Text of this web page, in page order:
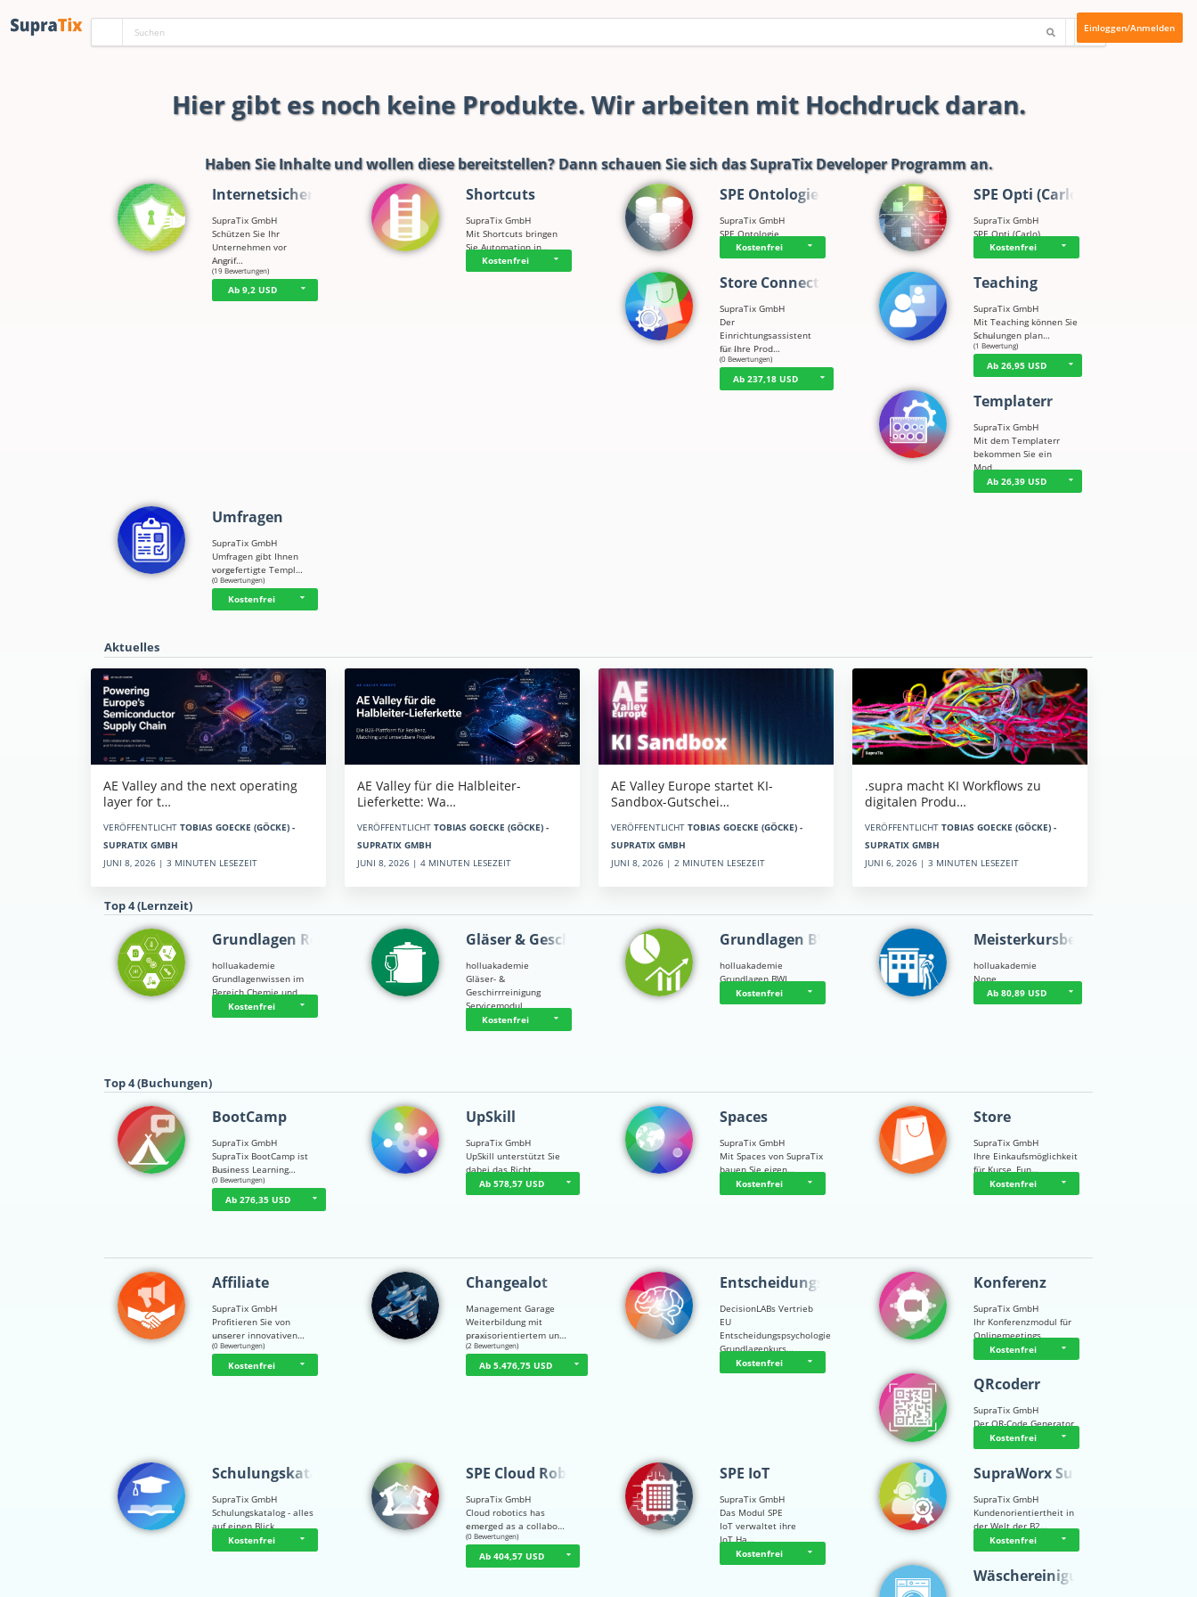
Einloggen/Anmelden
Hier gibt es noch keine Produkte. Wir arbeiten mit Hochdruck daran.
Haben Sie Inhalte und wollen diese bereitstellen? Dann schauen Sie sich dasSupraTix Developer Programman.
Internetsicherh…
SupraTix GmbH
Schützen Sie Ihr
Unternehmen vor
Angrif…
☆☆☆☆☆
(19 Bewertungen)
Ab 9,2 USD
Shortcuts
SupraTix GmbH
Mit Shortcuts bringen
Sie Automation in…
Kostenfrei
SPE Ontologie
SupraTix GmbH
SPE Ontologie
Kostenfrei
SPE Opti (Carlo)
SupraTix GmbH
SPE Opti (Carlo)
Kostenfrei
Store Connect
SupraTix GmbH
Der
Einrichtungsassistent
für Ihre Prod…
☆☆☆ ☆☆
(0 Bewertungen)
Ab 237,18 USD
Teaching
SupraTix GmbH
Mit Teaching können Sie
Schulungen plan…
☆☆ ☆☆☆
(1 Bewertung)
Ab 26,95 USD
Templaterr
SupraTix GmbH
Mit dem Templaterr
bekommen Sie ein
Mod…
Ab 26,39 USD
Umfragen
SupraTix GmbH
Umfragen gibt Ihnen
vorgefertigte Templ…
☆☆☆☆☆
(0 Bewertungen)
Kostenfrei
Aktuelles
AE Valley and the next operating
layer for t…
VERÖFFENTLICHT TOBIAS GOECKE (GÖCKE) -
SUPRATIX GMBH
JUNI 8, 2026 | 3 MINUTEN LESEZEIT
AE Valley für die Halbleiter-
Lieferkette: Wa…
VERÖFFENTLICHT TOBIAS GOECKE (GÖCKE) -
SUPRATIX GMBH
JUNI 8, 2026 | 4 MINUTEN LESEZEIT
AE Valley Europe startet KI-
Sandbox-Gutschei…
VERÖFFENTLICHT TOBIAS GOECKE (GÖCKE) -
SUPRATIX GMBH
JUNI 8, 2026 | 2 MINUTEN LESEZEIT
.supra macht KI Workflows zu
digitalen Produ…
VERÖFFENTLICHT TOBIAS GOECKE (GÖCKE) -
SUPRATIX GMBH
JUNI 6, 2026 | 3 MINUTEN LESEZEIT
Top 4 (Lernzeit)
Grundlagen Rein…
holluakademie
Grundlagenwissen im
Bereich Chemie und …
Kostenfrei
Gläser & Geschi…
holluakademie
Gläser- &
Geschirrreinigung
Servicemodul
Kostenfrei
Grundlagen BWL
holluakademie
Grundlagen BWL
Kostenfrei
Meisterkursbegl…
holluakademie
None
Ab 80,89 USD
Top 4 (Buchungen)
BootCamp
SupraTix GmbH
SupraTix BootCamp ist
Business Learning…
☆☆☆☆ ☆
(0 Bewertungen)
Ab 276,35 USD
UpSkill
SupraTix GmbH
UpSkill unterstützt Sie
dabei das Richt…
Ab 578,57 USD
Spaces
SupraTix GmbH
Mit Spaces von SupraTix
bauen Sie eigen…
Kostenfrei
Store
SupraTix GmbH
Ihre Einkaufsmöglichkeit
für Kurse, Fun…
Kostenfrei
Affiliate
SupraTix GmbH
Profitieren Sie von
unserer innovativen…
☆☆☆☆☆
(0 Bewertungen)
Kostenfrei
Changealot
Management Garage
Weiterbildung mit
praxisorientiertem un…
☆☆☆ ☆☆
(2 Bewertungen)
Ab 5.476,75 USD
Entscheidungsps…
DecisionLABs Vertrieb
EU
Entscheidungspsychologie
Grundlagenkurs…
Kostenfrei
Konferenz
SupraTix GmbH
Ihr Konferenzmodul für
Onlinemeetings
Kostenfrei
QRcoderr
SupraTix GmbH
Der QR-Code Generator
Kostenfrei
Schulungskatalog
SupraTix GmbH
Schulungskatalog - alles
auf einen Blick
Kostenfrei
SPE Cloud Robot…
SupraTix GmbH
Cloud robotics has
emerged as a collabo…
☆☆☆☆☆
(0 Bewertungen)
Ab 404,57 USD
SPE IoT
SupraTix GmbH
Das Modul SPE
IoT verwaltet ihre
IoT Ha…
Kostenfrei
SupraWorx Suppo…
SupraTix GmbH
Kundenorientiertheit in
der Welt der B2…
Kostenfrei
Wäschereinigung…